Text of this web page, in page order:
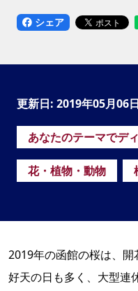
シェア
更新日: 2019年05月06
あなたのテーマでデ
花・植物・動物
2019年の函館の桜は、開
好天の日も多く、大型連